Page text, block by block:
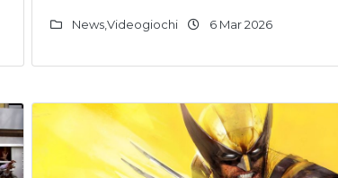
NewsVideogiochi 6 Mar 2026